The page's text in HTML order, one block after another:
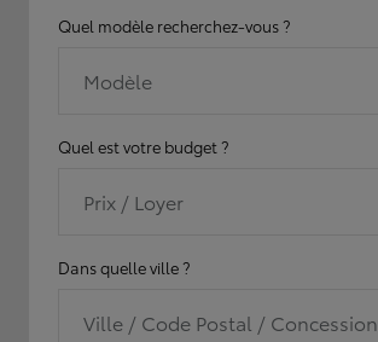
Quel modèle recherchez-vous ?
Modèle
Quel est votre budget ?
Prix / Loyer
Dans quelle ville ?
Ville / Code Postal / Concession